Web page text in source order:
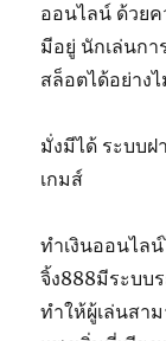
ออนไลน์ ด้วย
มีอยู่ นักเล่นกา
สล็อตได้อย่าง
มั่งมีได้ ระบบฝ
เกมส์
ทำเงินออนไลน์
จิ้ง888มีระบบ
ทำให้ผู้เล่นสา